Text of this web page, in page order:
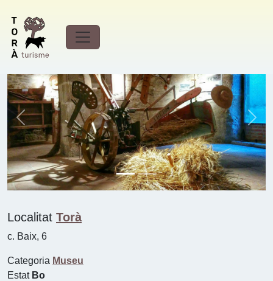
Museu de cal Gegó (Torà)
Previous Next
Localitat Torà
c. Baix, 6
Categoria Museu
Estat Bo